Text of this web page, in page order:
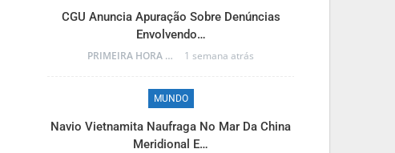
CGU Anuncia Apuração Sobre Denúncias
Envolvendo…
PRIMEIRA HORA ONLINE 1 semana atrás
MUNDO
Navio Vietnamita Naufraga No Mar Da China
Meridional E…